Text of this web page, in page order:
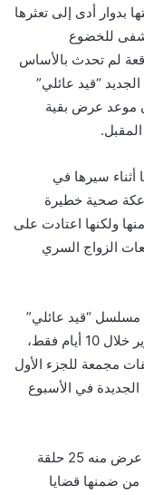
بدوار أدى إلى تعثرها
للخضوع
لم تحدث بالأساس
“قيد عائلي”
موعد عرض بقية
سيرها في
صحية خطيرة
ولكنها اعتادت على
الزواج السري
مسلسل “قيد عائلي”
خاصة وأن المخرج تامر حمزة قرر إنهاء التصوير خلال 10 أيام فقط،
مجمعة للجزء الأول
الجديدة في الأسبوع
يذكر أن الجزء الأول من مسلسل “قيد عائلي” عرض منه 25 حلقة
من ضمنها قضايا